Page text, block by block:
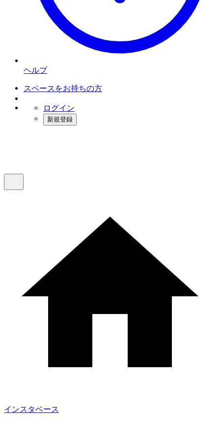
ヘルプ
スペースをお持ちの方
ログイン
新規登録
インスタベース